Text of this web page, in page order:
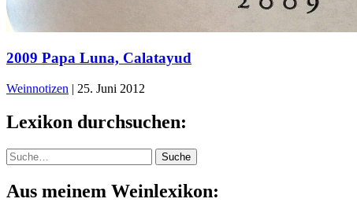
2009 Papa Luna, Calatayud
Weinnotizen | 25. Juni 2012
Lexikon durchsuchen:
Suche Suche
Aus meinem Weinlexikon: